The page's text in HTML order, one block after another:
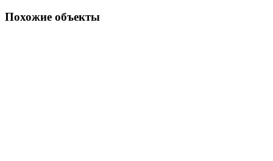
Похожие объекты